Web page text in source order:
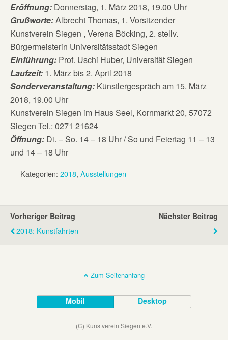
Eröffnung: Donnerstag, 1. März 2018, 19.00 Uhr
Grußworte:Albrecht Thomas, 1. Vorsitzender
Kunstverein Siegen , Verena Böcking, 2. stellv.
Bürgermeisterin Universitätsstadt Siegen
Einführung: Prof. Uschi Huber, Universität Siegen
Laufzeit: 1. März bis 2. April 2018
Sonderveranstaltung: Künstlergespräch am 15. März
2018, 19.00 Uhr
Kunstverein Siegen im Haus Seel, Kornmarkt 20, 57072
Siegen Tel.: 0271 21624
Öffnung: Di. – So. 14 – 18 Uhr / So und Feiertag 11 – 13
und 14 – 18 Uhr
Kategorien: 2018, Ausstellungen
Vorheriger Beitrag
2018: Kunstfahrten
Nächster Beitrag
Zum Seitenanfang
Mobil Desktop
(C) Kunstverein Siegen e.V.